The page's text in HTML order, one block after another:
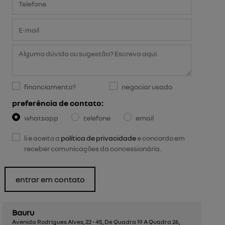
Bauru
Avenida Rodrigues Alves, 22 - 45, De Quadra 19 A Quadra 26,
financiamento? negociar usado
preferência de contato:
whatsapp telefone email
li e aceito a política de privacidadee concordo em
receber comunicações da concessionária.
entrar em contato